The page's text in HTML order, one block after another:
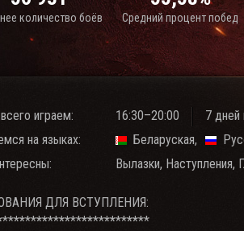
количество боёв Средний процент побед
играем: 16:30–20:00
7
на языках:
Беларуская
Вылазки, Наступления,
ДЛЯ ВСТУПЛЕНИЯ:
**************************